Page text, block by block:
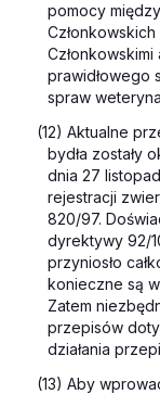
pomocy
prawidłowego
spraw
(12) Aktualne
bydła zostały
dnia 27
rejestracji
820/97.
dyrektywy 92/
przyniosło
konieczne są
Zatem
przepisów
działania
(13) Aby